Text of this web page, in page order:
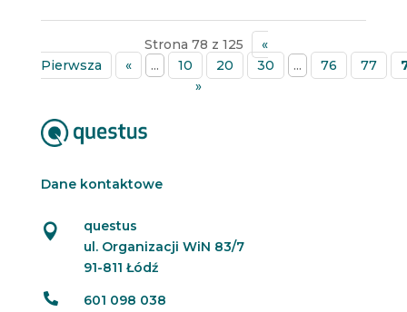
Strona 78 z 125
«
Pierwsza
« ... 10 20 30 ... 76 77
»
Dane kontaktowe

questus
ul. Organizacji WiN 83/7
91-811 Łódź
 601 098 038